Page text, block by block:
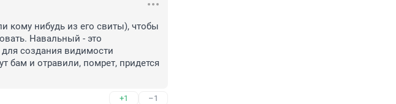
кому нибудь из его свиты), чтобы
Навальный - это
создания видимости
бам и отравили, помрет, придется
+1 –1